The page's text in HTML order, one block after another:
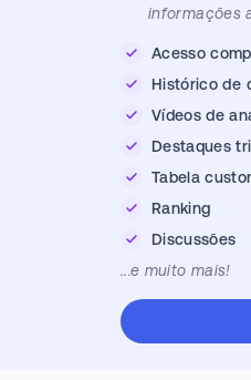
informações
Acesso
Histórico de
Vídeos de
Destaques
Tabela
Ranking
Discussões
...e muito mais!